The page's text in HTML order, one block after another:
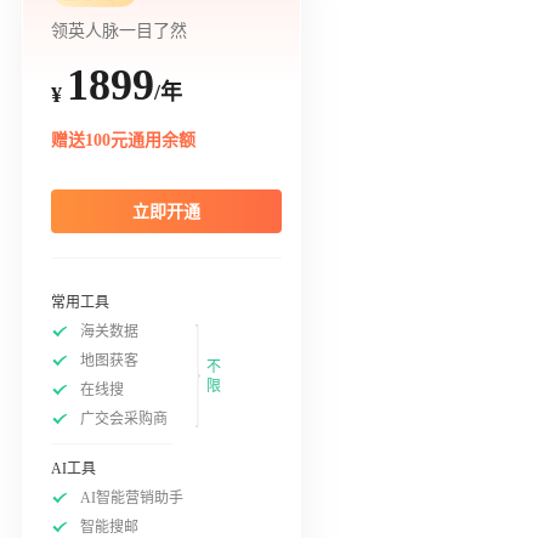
领英人脉一目了然
¥ 1899/年
赠送100元通用余额
立即开通
常用工具
海关数据
地图获客
在线搜
广交会采购商
不
限
AI工具
AI智能营销助手
智能搜邮